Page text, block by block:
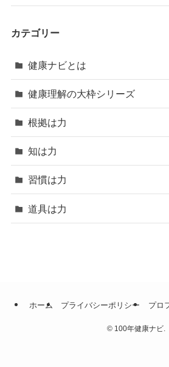
カテゴリー
健康ナビとは
健康理解の大枠シリーズ
根拠は力
知は力
習慣は力
道具は力
ホーム プライバシーポリシー プロ
© 100年健康ナビ.